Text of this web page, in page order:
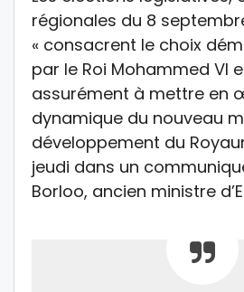
régionales du 8
« consacrent le choix
par le Roi Mohammed VI
assurément à mettre en
dynamique du nouveau
développement du
jeudi dans un
Borloo, ancien ministre